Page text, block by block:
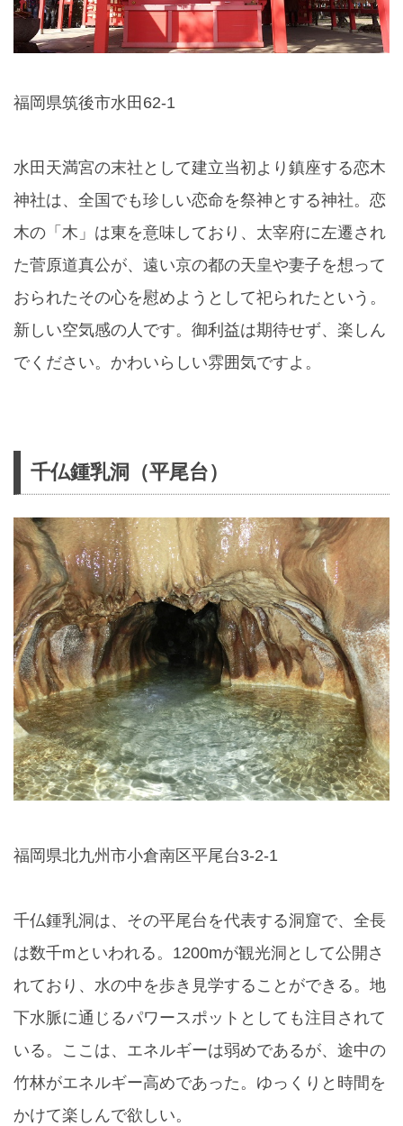
福岡県筑後市水田62-1
水田天満宮の末社として建立当初より鎮座する恋木
神社は、全国でも珍しい恋命を祭神とする神社。恋
木の「木」は東を意味しており、太宰府に左遷され
た菅原道真公が、遠い京の都の天皇や妻子を想って
おられたその心を慰めようとして祀られたという。
新しい空気感の人です。御利益は期待せず、楽しん
でください。かわいらしい雰囲気ですよ。
千仏鍾乳洞（平尾台）
福岡県北九州市小倉南区平尾台3-2-1
千仏鍾乳洞は、その平尾台を代表する洞窟で、全長
は数千mといわれる。1200mが観光洞として公開さ
れており、水の中を歩き見学することができる。地
下水脈に通じるパワースポットとしても注目されて
いる。ここは、エネルギーは弱めであるが、途中の
竹林がエネルギー高めであった。ゆっくりと時間を
かけて楽しんで欲しい。